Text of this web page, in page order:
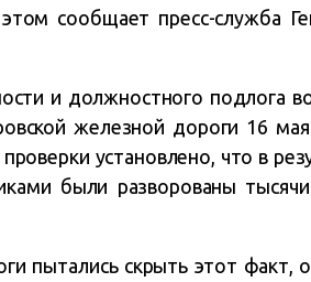
сообщает пресс-служба
и должностного подлога
железной дороги 16
установлено, что в
были разворованы
пытались скрыть этот факт,